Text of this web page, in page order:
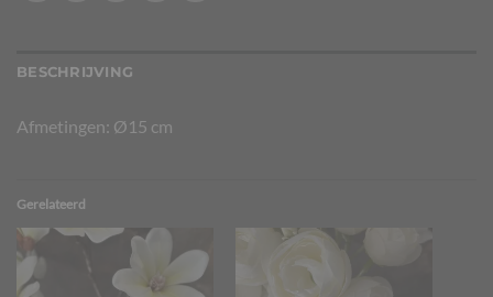
BESCHRIJVING
Afmetingen: Ø15 cm
Gerelateerd